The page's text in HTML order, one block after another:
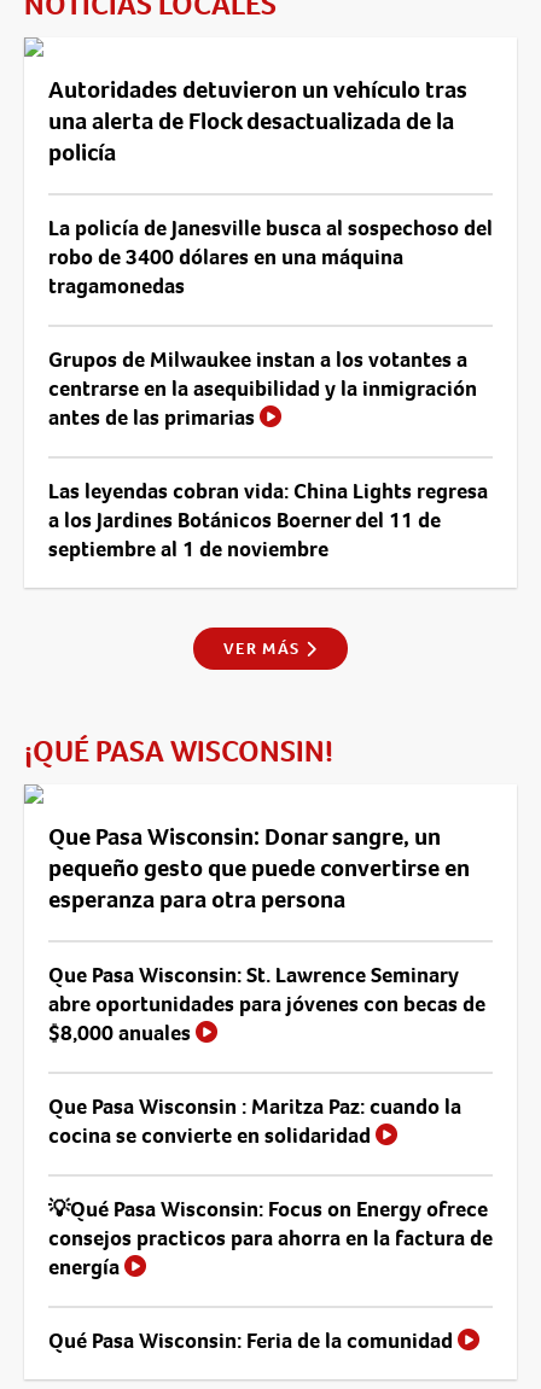
Autoridades detuvieron un vehículo tras
una alerta de Flock desactualizada de la
policía
La policía de Janesville busca al sospechoso del
robo de 3400 dólares en una máquina
tragamonedas
Grupos de Milwaukee instan a los votantes a
centrarse en la asequibilidad y la inmigración
antes de las primarias
Las leyendas cobran vida: China Lights regresa
a los Jardines Botánicos Boerner del 11 de
septiembre al 1 de noviembre
VER MÁS
¡QUÉ PASA WISCONSIN!
Que Pasa Wisconsin: Donar sangre, un
pequeño gesto que puede convertirse en
esperanza para otra persona
Que Pasa Wisconsin: St. Lawrence Seminary
abre oportunidades para jóvenes con becas de
$8,000 anuales
Que Pasa Wisconsin : Maritza Paz: cuando la
cocina se convierte en solidaridad
💡Qué Pasa Wisconsin: Focus on Energy ofrece
consejos practicos para ahorra en la factura de
energía
Qué Pasa Wisconsin: Feria de la comunidad